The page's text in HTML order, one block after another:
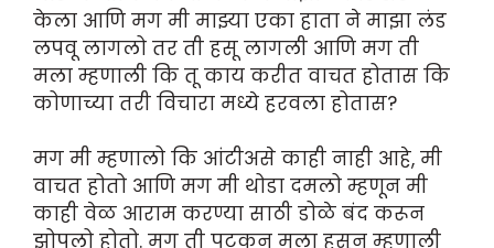
केला आणि मग मी माझ्या एका हाता ने माझा लंड
लपवू लागलो तर ती हसू लागली आणि मग ती
मला म्हणाली कि तू काय करीत वाचत होतास कि
कोणाच्या तरी विचारा मध्ये हरवला होतास?
मग मी म्हणालो कि आंटीअसे काही नाही आहे, मी
वाचत होतो आणि मग मी थोडा दमलो म्हणून मी
काही वेळ आराम करण्या साठी डोळे बंद करून
झोपलो होतो. मग ती पटकन मला हसून म्हणाली